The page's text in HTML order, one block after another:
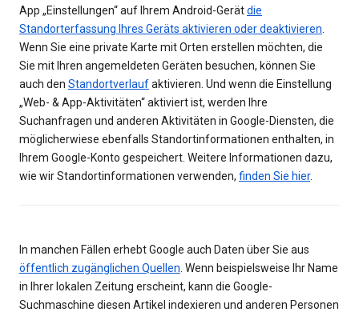
App „Einstellungen“ auf Ihrem Android-Gerätdie
Standorterfassung Ihres Geräts aktivieren oder deaktivieren.
Wenn Sie eine private Karte mit Orten erstellen möchten, die
Sie mit Ihren angemeldeten Geräten besuchen, können Sie
auch den Standortverlaufaktivieren. Und wenn die Einstellung
„Web- & App-Aktivitäten“ aktiviert ist, werden Ihre
Suchanfragen und anderen Aktivitäten in Google-Diensten, die
möglicherwiese ebenfalls Standortinformationen enthalten, in
Ihrem Google-Konto gespeichert. Weitere Informationen dazu,
wie wir Standortinformationen verwenden, finden Sie hier.
In manchen Fällen erhebt Google auch Daten über Sie aus
öffentlich zugänglichen Quellen. Wenn beispielsweise Ihr Name
in Ihrer lokalen Zeitung erscheint, kann die Google-
Suchmaschine diesen Artikel indexieren und anderen Personen